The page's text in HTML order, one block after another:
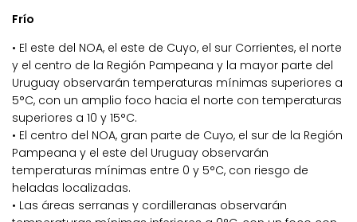
Frío
• El este del NOA, el este de Cuyo, el sur Corrientes, el norte
y el centro de la Región Pampeana y la mayor parte del
Uruguay observarán temperaturas mínimas superiores a
5°C, con un amplio foco hacia el norte con temperaturas
superiores a 10 y 15°C.
• El centro del NOA, gran parte de Cuyo, el sur de la Región
Pampeana y el este del Uruguay observarán
temperaturas mínimas entre 0 y 5°C, con riesgo de
heladas localizadas.
• Las áreas serranas y cordilleranas observarán